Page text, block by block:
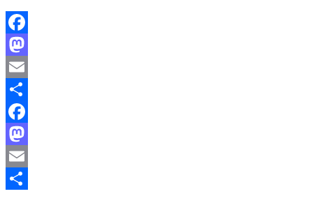
Facebook
Mastodon
Email
Compartir
Facebook
Mastodon
Email